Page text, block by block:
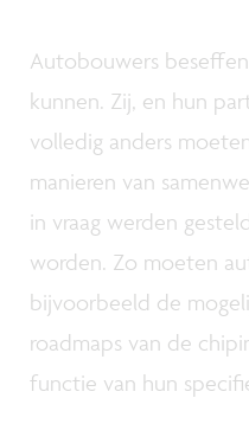
Autobouwers
kunnen. Zij, en hun
volledig anders
manieren van
in vraag werden
worden. Zo moeten
bijvoorbeeld de
roadmaps van de
functie van hun